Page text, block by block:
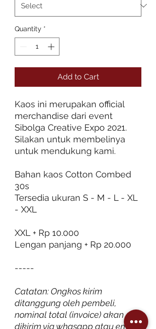
Quantity *
Add to Cart
Kaos ini merupakan official
merchandise dari event
Sibolga Creative Expo 2021.
Silakan untuk membelinya
untuk mendukung kami.
Bahan kaos Cotton Combed
30s
Tersedia ukuran S - M - L - XL
- XXL
XXL + Rp 10.000
Lengan panjang + Rp 20.000
-----
Catatan: Ongkos kirim
ditanggung oleh pembeli,
nominal total (invoice) akan
dikirim via whasapp atau email